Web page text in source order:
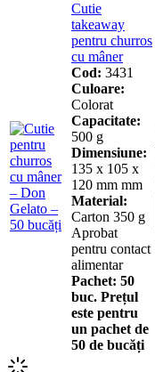
Cutie
takeaway
pentru churros
cu mâner
Cod: 3431
Culoare:
Colorat
Capacitate:
500 g
Dimensiune:
135 x 105 x
120 mm mm
Material:
Carton 350 g
Aprobat
pentru contact
alimentar
Pachet: 50
buc. Prețul
este pentru
un pachet de
50 de bucăți